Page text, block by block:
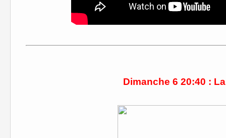
Dimanche 6 20:40 :